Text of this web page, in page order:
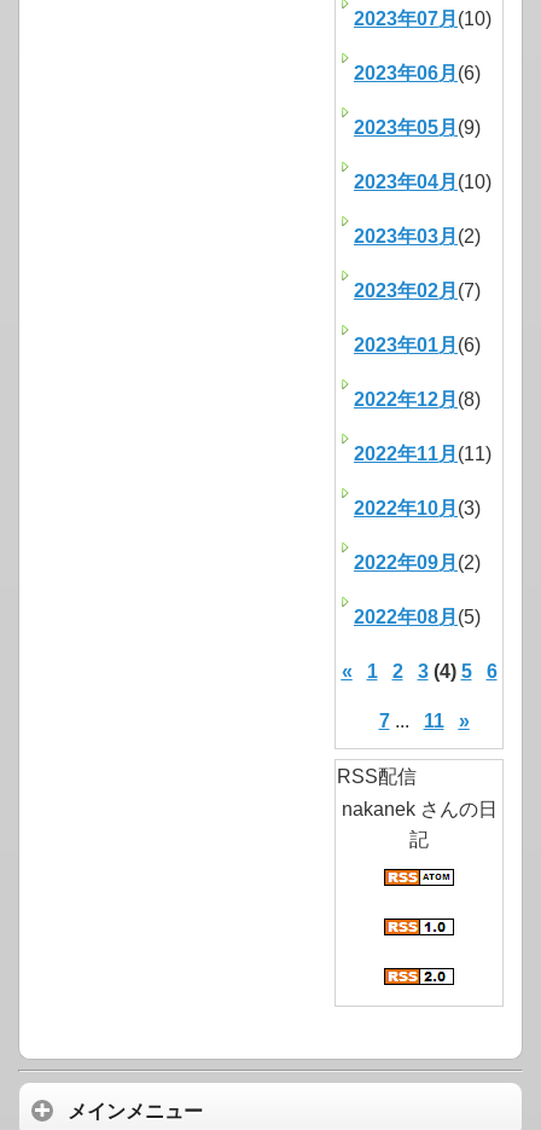
2023年07月 (10)
2023年06月 (6)
2023年05月 (9)
2023年04月 (10)
2023年03月 (2)
2023年02月 (7)
2023年01月 (6)
2022年12月 (8)
2022年11月 (11)
2022年10月 (3)
2022年09月 (2)
2022年08月 (5)
« 1 2 3 (4) 5 6
7... 11 »
RSS配信
nakanek さんの日
記
メインメニュー